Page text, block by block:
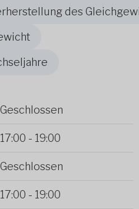
des
Geschlossen
17:00 - 19:00
Geschlossen
17:00 - 19:00